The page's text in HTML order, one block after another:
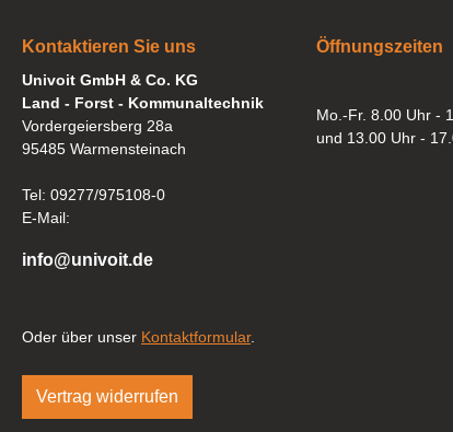
Kontaktieren Sie uns
Univoit GmbH & Co. KG
Land - Forst - Kommunaltechnik
Vordergeiersberg 28a
95485 Warmensteinach
Tel: 09277/975108-0
E-Mail:
info@univoit.de
Oder über unser Kontaktformular.
Vertrag widerrufen
Öffnungszeiten
Mo.-Fr. 8.00 Uhr -
und 13.00 Uhr -